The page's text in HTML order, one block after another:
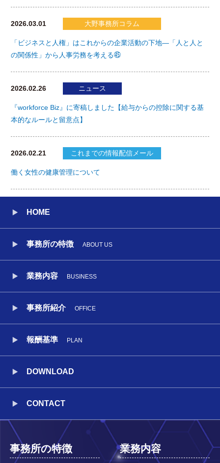
2026.03.01 大野事務所コラム
「ビジネスと人権」はこれからの企業活動の下地―「人と人と
の関係性」から人事労務を考える㊺
2026.02.26 ニュース
『workforce Biz』に寄稿しました【給与からの控除に関する基
本的なルールと留意点】
2026.02.21 これまでの情報配信メール
働く女性の健康管理について
HOME
事務所の特徴 ABOUT US
業務内容 BUSINESS
事務所紹介 OFFICE
報酬基準 PLAN
DOWNLOAD
CONTACT
事務所の特徴 業務内容